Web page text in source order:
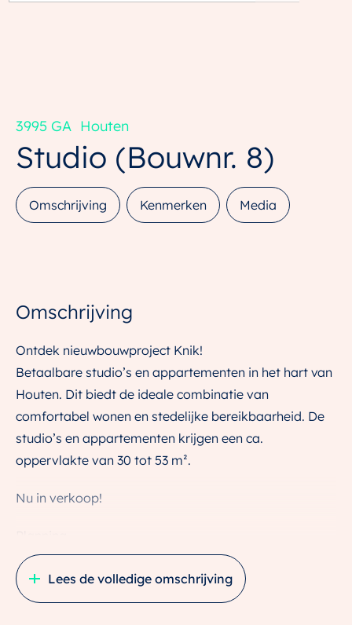
Studio (Bouwnr. 8)
3995 GA Houten
Omschrijving Kenmerken Media
Omschrijving
Ontdek nieuwbouwproject Knik!
Betaalbare studio’s en appartementen in het hart van
Houten. Dit biedt de ideale combinatie van
comfortabel wonen en stedelijke bereikbaarheid. De
studio’s en appartementen krijgen een ca.
oppervlakte van 30 tot 53 m².
Nu in verkoop!
De bouw start definitief medio juli 2025
De planning is om de appartementen tweede helft
2026 op te leveren.
Lees de volledige omschrijving